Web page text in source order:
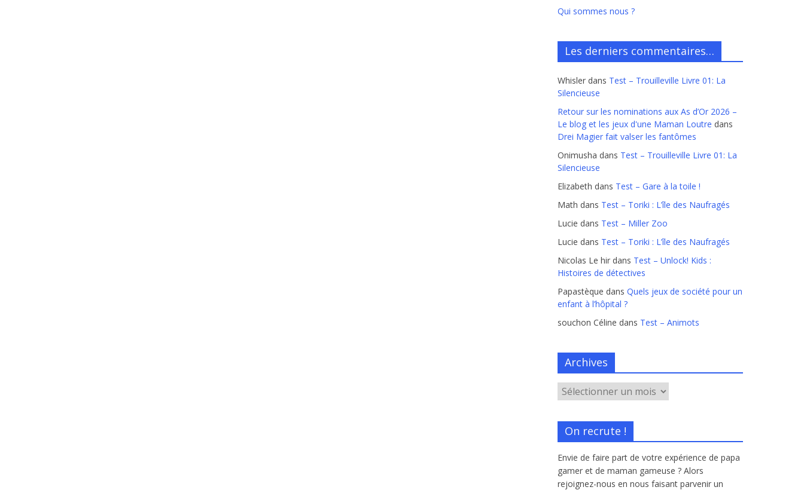
Qui sommes nous ?
Les derniers commentaires…
Whisler dans Test – Trouilleville Livre 01: La
Silencieuse
Retour sur les nominations aux As d’Or 2026 –
Le blog et les jeux d'une Maman Loutre dans
Drei Magier fait valser les fantômes
Onimusha dans Test – Trouilleville Livre 01: La
Silencieuse
Elizabeth dans Test – Gare à la toile !
Math dans Test – Toriki : L’île des Naufragés
Lucie dans Test – Miller Zoo
Lucie dans Test – Toriki : L’île des Naufragés
Nicolas Le hir dans Test – Unlock! Kids :
Histoires de détectives
Papastèque dans Quels jeux de société pour un
enfant à l’hôpital ?
souchon Céline dans Test – Animots
Archives
On recrute !
Envie de faire part de votre expérience de papa
gamer et de maman gameuse ? Alors
rejoignez-nous en nous faisant parvenir un